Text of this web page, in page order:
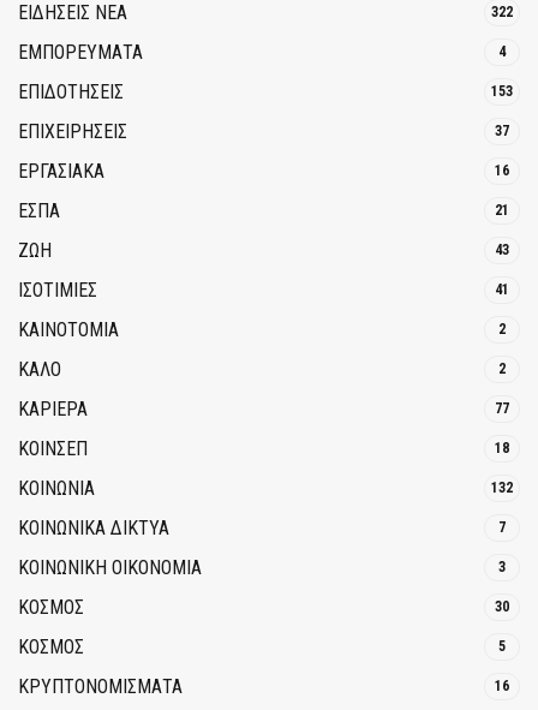
ΕΙΔΗΣΕΙΣ ΝΕΑ 322
ΕΜΠΟΡΕΥΜΑΤΑ 4
ΕΠΙΔΟΤΗΣΕΙΣ 153
ΕΠΙΧΕΙΡΗΣΕΙΣ 37
ΕΡΓΑΣΙΑΚΑ 16
ΕΣΠΑ 21
ΖΩΗ 43
ΙΣΟΤΙΜΙΕΣ 41
ΚΑΙΝΟΤΟΜΊΑ 2
ΚΑΛΟ 2
ΚΑΡΙΕΡΑ 77
ΚΟΙΝΣΕΠ 18
ΚΟΙΝΩΝΙΑ 132
ΚΟΙΝΩΝΙΚΆ ΔΊΚΤΥΑ 7
ΚΟΙΝΩΝΙΚΉ ΟΙΚΟΝΟΜΊΑ 3
ΚΟΣΜΟΣ 30
ΚΟΣΜΟΣ 5
ΚΡΥΠΤΟΝΟΜΊΣΜΑΤΑ 16